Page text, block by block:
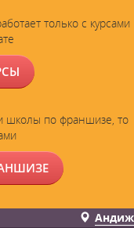
только с курсами
школы по франшизе, то